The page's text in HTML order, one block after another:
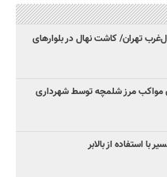
تهران/ کاشت نهال در بلوارهای
مواکب مرز شلمچه توسط شهرداری